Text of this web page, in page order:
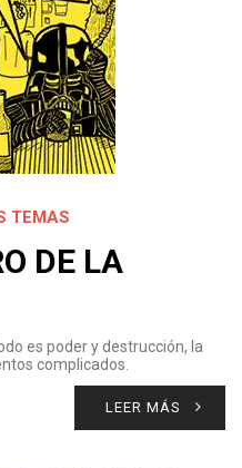
TEMAS
DE LA
es poder y destrucción, la
complicados.
LEER MÁS